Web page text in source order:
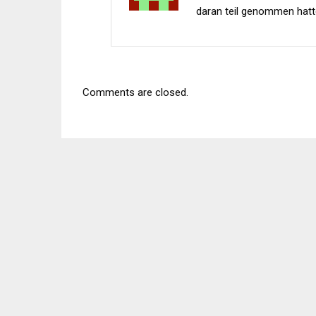
daran teil genommen
Comments are closed.